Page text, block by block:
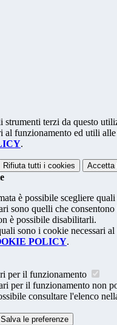
strumenti terzi da questo
al funzionamento ed utili
.
Rifiuta tutti i cookies Accetta
è possibile scegliere
sono quelli che
è possibile disabilitarli.
sono i cookie necessari
POLICY.
per il funzionamento
per il funzionamento non
consultare l'elenco
Salva le preferenze